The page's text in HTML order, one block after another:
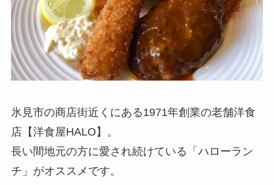
氷見市の商店街近くにある1971年創業の老舗洋食
店【洋食屋HALO】。
長い間地元の方に愛され続けている「ハローラン
チ」がオススメです。